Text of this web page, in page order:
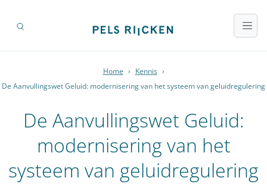
Home › Kennis ›
De Aanvullingswet Geluid: modernisering van het systeem van geluidregulering
De Aanvullingswet Geluid:
modernisering van het
systeem van geluidregulering